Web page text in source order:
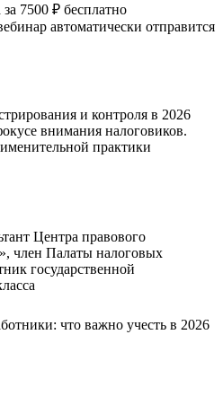
7500 ₽ бесплатно
автоматически отправится
и контроля в 2026
внимания налоговиков.
практики
Центра правового
член Палаты налоговых
государственной
что важно учесть в 2026